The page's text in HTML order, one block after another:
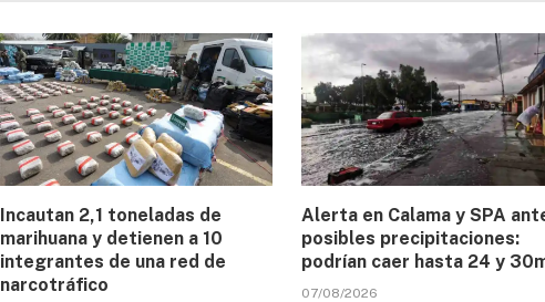
Incautan 2,1 toneladas de
marihuana y detienen a 10
integrantes de una red de
narcotráfico
Alerta en Calama y SPA
posibles precipitaciones:
podrían caer hasta 24 y
07/08/2026